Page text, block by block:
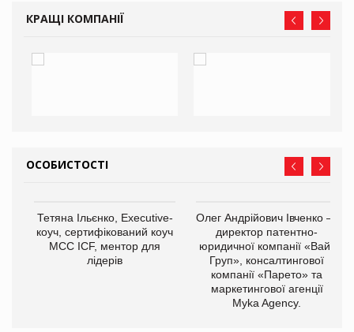
КРАЩІ КОМПАНІЇ
ОСОБИСТОСТІ
Тетяна Ільєнко, Executive-
коуч, сертифікований коуч
МСС ICF, ментор для
лідерів
Олег Андрійович Івченко —
директор патентно-
юридичної компанії «Вайз
Груп», консалтингової
компанії «Парето» та
маркетингової агенції
Myka Agency.